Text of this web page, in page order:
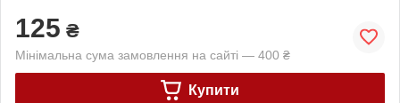
125 ₴
Мінімальна сума замовлення на сайті — 400 ₴
Купити